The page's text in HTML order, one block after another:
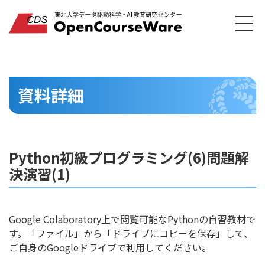
資料詳細
Python初級プログラミング(6)問題解
決演習(1)
Google Colaboratory上で閲覧可能なPythonの自習教材で
す。「ファイル」から「ドライブにコピーを保存」して、
ご自身のGoogleドライブで利用してください。